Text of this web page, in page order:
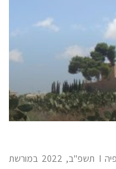
אילן ישראלוב, תמר פרידמן, יעל אבולעפיה I תשפ"ב, 2022 במורשת